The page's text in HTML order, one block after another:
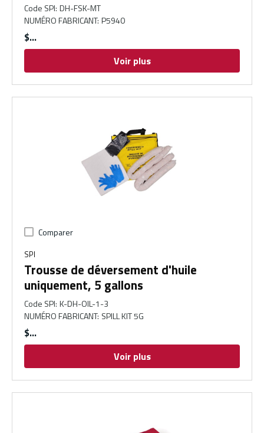
Code SPI: DH-FSK-MT
NUMÉRO FABRICANT: P5940
$
Voir plus
Comparer
SPI
Trousse de déversement d'huile
uniquement, 5 gallons
Code SPI: K-DH-OIL-1-3
NUMÉRO FABRICANT: SPILL KIT 5G
$
Voir plus